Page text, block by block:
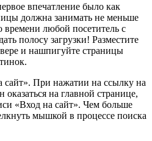
впечатление было как
должна занимать не меньше
времени любой посетитель с
полосу загрузки! Разместите
и нашпигуйте страницы
сайт». При нажатии на ссылку на
на главной странице,
«Вход на сайт». Чем больше
мышкой в процессе поиска